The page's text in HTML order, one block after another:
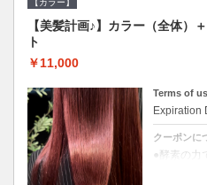
【美髪計画♪】カラー（全体）
ト
￥11,000
Terms of
Expiration
クーポンに
●酵素の力
トメント
ーポンご